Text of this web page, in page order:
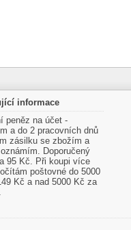
informace
peněz na účet -
a do 2 pracovních dnů
zásilku se zbožím a
Doporučený
95 Kč. Při koupi více
poštovné do 5000
Kč a nad 5000 Kč za